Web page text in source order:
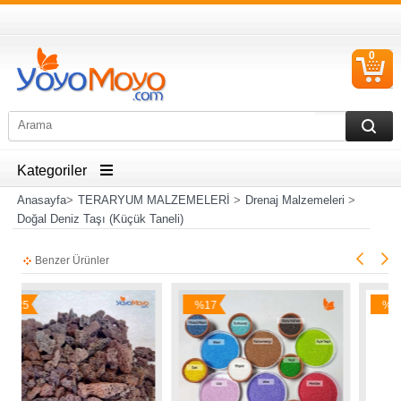
0
Kategoriler
Anasayfa> TERARYUM MALZEMELERİ > Drenaj Malzemeleri >
Doğal Deniz Taşı (Küçük Taneli)
Benzer Ürünler
%17
İndirim
%10
İndirim